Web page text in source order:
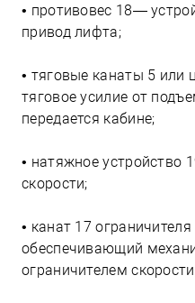
• противовес 18—
привод лифта;
• тяговые канаты 5
тяговое усилие от
передается кабине;
• натяжное устройство
скорости;
• канат 17 ограничителя
обеспечивающий
ограничителем